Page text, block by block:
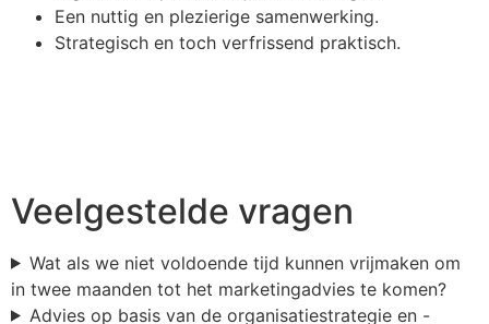
Een nuttig en plezierige samenwerking.
Strategisch en toch verfrissend praktisch.
Veelgestelde vragen
Wat als we niet voldoende tijd kunnen vrijmaken om
in twee maanden tot het marketingadvies te komen?
Advies op basis van de organisatiestrategie en -